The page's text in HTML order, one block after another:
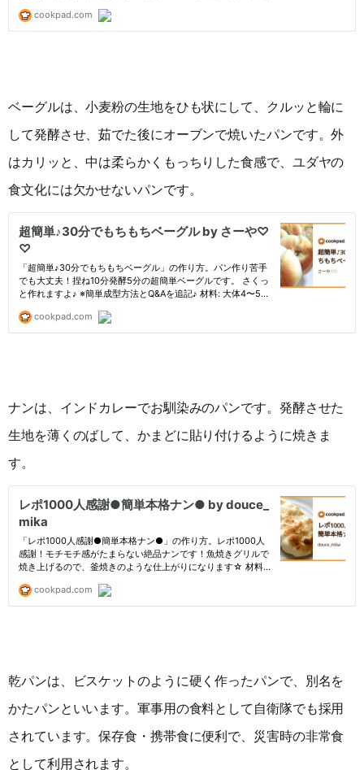
ベーグルは、小麦粉の生地をひも状にして、クルッと輪に
して発酵させ、茹でた後にオーブンで焼いたパンです。外
はカリッと、中は柔らかくもっちりした食感で、ユダヤの
食文化には欠かせないパンです。
ナンは、インドカレーでお馴染みのパンです。発酵させた
生地を薄くのばして、かまどに貼り付けるように焼きま
す。
乾パンは、ビスケットのように硬く作ったパンで、別名を
かたパンといいます。軍事用の食料として自衛隊でも採用
されています。保存食・携帯食に便利で、災害時の非常食
として利用されます。